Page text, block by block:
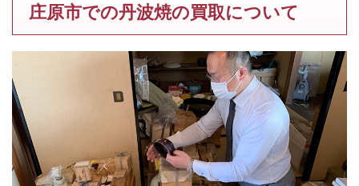
庄原市での丹波焼の買取について